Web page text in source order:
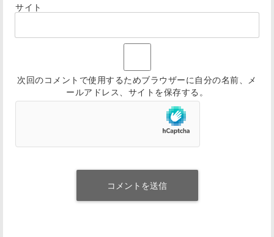
サイト
次回のコメントで使用するためブラウザーに自分の名前、メ
ールアドレス、サイトを保存する。